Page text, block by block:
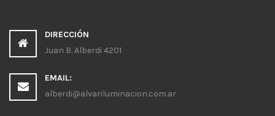
DIRECCIÓN
Juan B. Alberdi 4201
EMAIL:
alberdi@alvariluminacion.com.ar